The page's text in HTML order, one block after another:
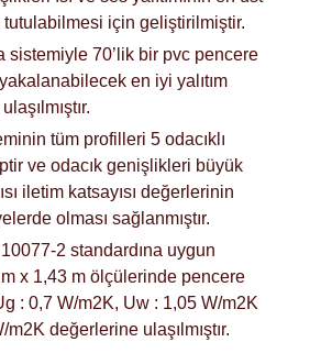
için geliştirilmiştir.
sistemiyle 70’lik bir pvc pencere
en iyi yalıtım
tüm profilleri 5 odacıklı
ve odacık genişlikleri büyük
iletim katsayısı değerlerinin
olması sağlanmıştır.
2 standardına uygun
x 1,43 m ölçülerinde pencere
: 0,7 W/m2K, Uw : 1,05 W/m2K
m2K değerlerine ulaşılmıştır.